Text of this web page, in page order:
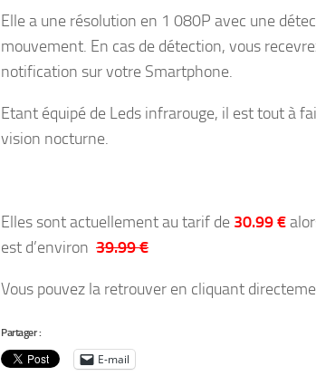
Elle a une résolution en 1 080P avec une
mouvement. En cas de détection, vous
notification sur votre Smartphone.
Etant équipé de Leds infrarouge, il est tout à
vision nocturne.
Elles sont actuellement au tarif de 30.99 €
est d’environ 39.99 €
Vous pouvez la retrouver en cliquant
Partager :
E-mail